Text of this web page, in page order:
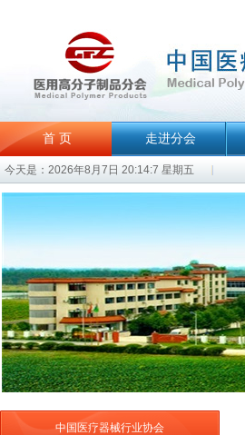
首 页
今天是：2026年8月7日 20:14:7 星期五
走进分会
中国医疗器械行业协会